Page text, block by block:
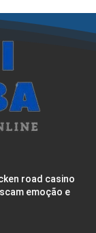
road casino
emoção e